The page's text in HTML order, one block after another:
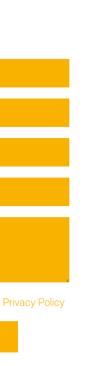
Privacy Policy